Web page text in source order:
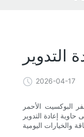
2026-04-17
البوكسيت الأحمر
إعادة التدوير